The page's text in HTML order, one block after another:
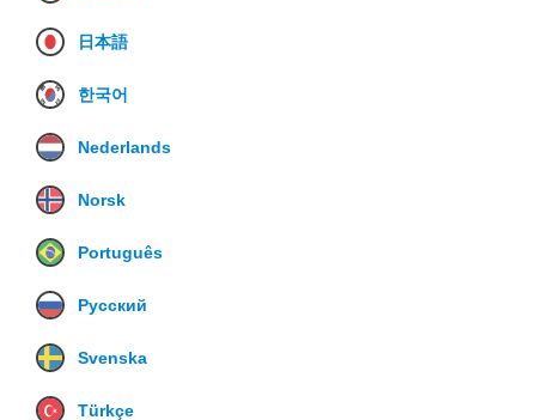
日本語
한국어
Nederlands
Norsk
Português
Русский
Svenska
Türkçe